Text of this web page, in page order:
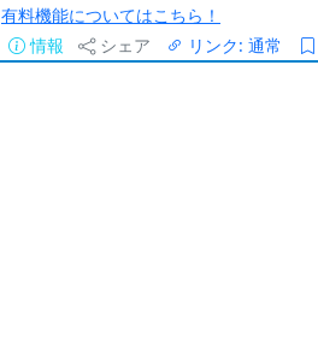
有料機能についてはこちら！
情報
シェア リンク: 通常